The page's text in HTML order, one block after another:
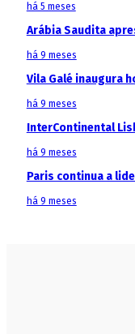
há 5 meses
Arábia Saudita
há 9 meses
Vila Galé inaugura
há 9 meses
InterContinental
há 9 meses
Paris continua a
há 9 meses